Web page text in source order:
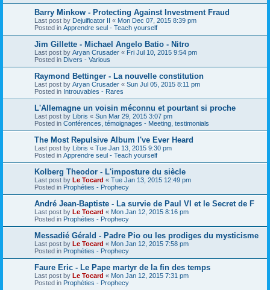
Barry Minkow - Protecting Against Investment Fraud
Last post by Dejuificator II « Mon Dec 07, 2015 8:39 pm
Posted in Apprendre seul - Teach yourself
Jim Gillette - Michael Angelo Batio - Nitro
Last post by Aryan Crusader « Fri Jul 10, 2015 9:54 pm
Posted in Divers - Various
Raymond Bettinger - La nouvelle constitution
Last post by Aryan Crusader « Sun Jul 05, 2015 8:11 pm
Posted in Introuvables - Rares
L'Allemagne un voisin méconnu et pourtant si proche
Last post by Libris « Sun Mar 29, 2015 3:07 pm
Posted in Conférences, témoignages - Meeting, testimonials
The Most Repulsive Album I've Ever Heard
Last post by Libris « Tue Jan 13, 2015 9:30 pm
Posted in Apprendre seul - Teach yourself
Kolberg Theodor - L'imposture du siècle
Last post by Le Tocard « Tue Jan 13, 2015 12:49 pm
Posted in Prophéties - Prophecy
André Jean-Baptiste - La survie de Paul VI et le Secret de F
Last post by Le Tocard « Mon Jan 12, 2015 8:16 pm
Posted in Prophéties - Prophecy
Messadié Gérald - Padre Pio ou les prodiges du mysticisme
Last post by Le Tocard « Mon Jan 12, 2015 7:58 pm
Posted in Prophéties - Prophecy
Faure Eric - Le Pape martyr de la fin des temps
Last post by Le Tocard « Mon Jan 12, 2015 7:31 pm
Posted in Prophéties - Prophecy